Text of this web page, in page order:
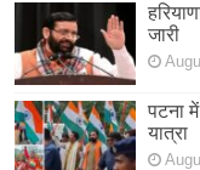
जारी
पटना
यात्रा